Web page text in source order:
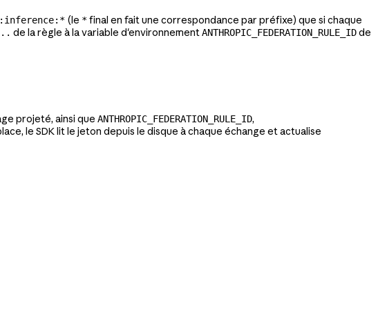
(le *final en fait une correspondance par préfixe) que si chaque
de la règle à la variable d'environnementANTHROPIC_FEDERATION_RULE_IDde
projeté, ainsi que ANTHROPIC_FEDERATION_RULE_ID,
le SDK lit le jeton depuis le disque à chaque échange et actualise